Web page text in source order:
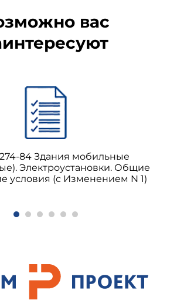
вас
84 Здания мобильные
Электроустановки. Общие
условия (с Изменением N 1)